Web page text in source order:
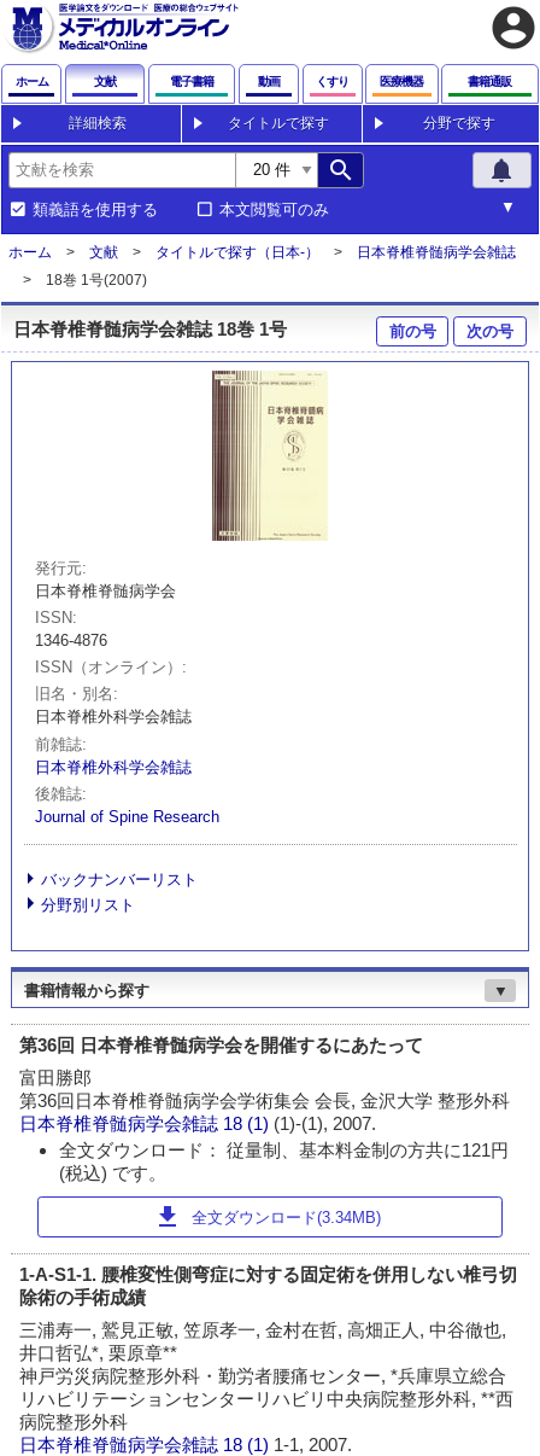
account_circle
ホーム 文献 電子書籍 動画 くすり 医療機器 書籍通販
詳細検索 タイトルで探す 分野で探す
search notifications
類義語を使用する 本文閲覧可のみ
ホーム 文献 タイトルで探す（日本-）
日本脊椎脊髄病学会雑誌
18巻 1号(2007)
日本脊椎脊髄病学会雑誌 18巻 1号 前の号 次の号
発行元
日本脊椎脊髄病学会
ISSN
1346-4876
ISSN（オンライン）
旧名・別名
日本脊椎外科学会雑誌
前雑誌
日本脊椎外科学会雑誌
後雑誌
Journal of Spine Research
バックナンバーリスト
分野別リスト
書籍情報から探す ▼
第36回 日本脊椎脊髄病学会を開催するにあたって
富田勝郎
第36回日本脊椎脊髄病学会学術集会 会長, 金沢大学 整形外科
日本脊椎脊髄病学会雑誌 18 (1) (1)-(1), 2007.
全文ダウンロード： 従量制、基本料金制の方共に121円
(税込) です。
download 全文ダウンロード(3.34MB)
1-A-S1-1. 腰椎変性側弯症に対する固定術を併用しない椎弓切
除術の手術成績
三浦寿一, 鷲見正敏, 笠原孝一, 金村在哲, 高畑正人, 中谷徹也,
井口哲弘*, 栗原章**
神戸労災病院整形外科・勤労者腰痛センター, *兵庫県立総合
リハビリテーションセンターリハビリ中央病院整形外科, **西
病院整形外科
日本脊椎脊髄病学会雑誌 18 (1) 1-1, 2007.